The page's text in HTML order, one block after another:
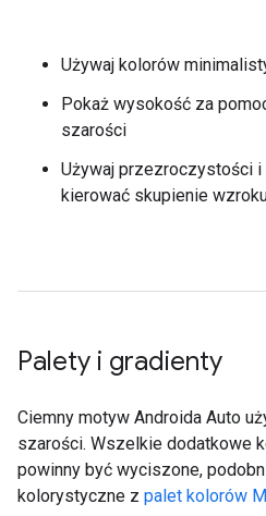
Używaj kolorów
Pokaż wysokość za
szarości
Używaj przezroczystości
kierować skupienie
Palety i gradienty
Ciemny motyw Androida Auto
szarości. Wszelkie dodatkowe
powinny być wyciszone,
kolorystyczne z palet kolorów